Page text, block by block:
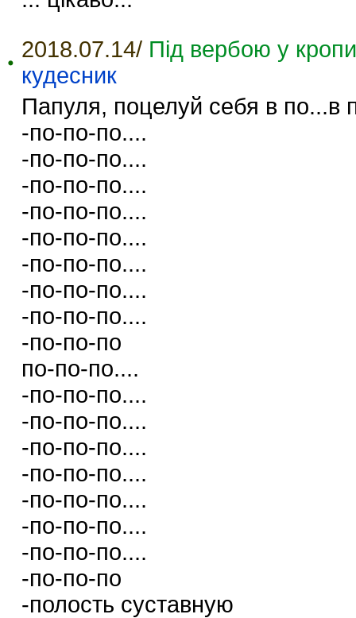
2018.07.14/ Під вербою у
кудесник
Папуля, поцелуй себя в по...в
-по-по-по....
-по-по-по....
-по-по-по....
-по-по-по....
-по-по-по....
-по-по-по....
-по-по-по....
-по-по-по....
-по-по-по
по-по-по....
-по-по-по....
-по-по-по....
-по-по-по....
-по-по-по....
-по-по-по....
-по-по-по....
-по-по-по....
-по-по-по
-полость суставную